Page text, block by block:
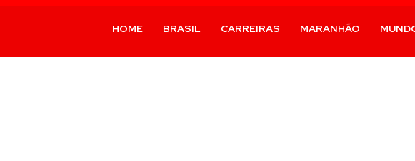
HOME BRASIL CARREIRAS MARANHÃO